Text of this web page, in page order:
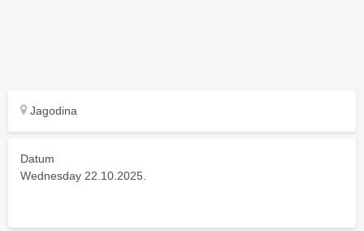
Jagodina
Datum
Wednesday 22.10.2025.